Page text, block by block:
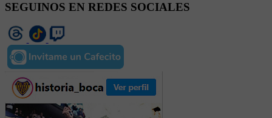
SEGUINOS EN REDES SOCIALES